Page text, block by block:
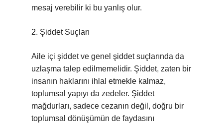
mesaj verebilir ki bu yanlış olur.
2. Şiddet Suçları
Aile içi şiddet ve genel şiddet suçlarında da
uzlaşma talep edilmemelidir. Şiddet, zaten bir
insanın haklarını ihlal etmekle kalmaz,
toplumsal yapıyı da zedeler. Şiddet
mağdurları, sadece cezanın değil, doğru bir
toplumsal dönüşümün de faydasını